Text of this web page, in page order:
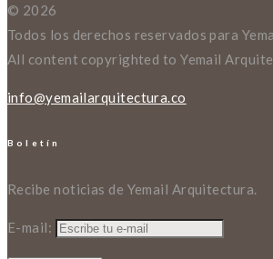
© 2026
Todos los derechos reservados para
All content copyrighted to Yemail
info@yemailarquitectura.co
Boletín
Recibe noticias de Yemail Arquitectura.
E-mail: